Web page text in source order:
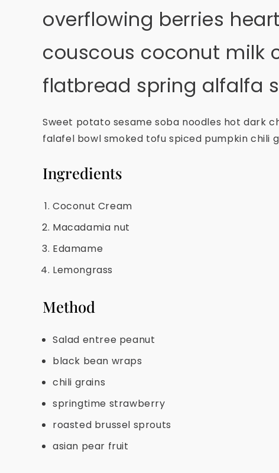
overflowing berries
couscous coconut milk
flatbread spring alfalfa
Sweet potato sesame soba noodles hot dark
falafel bowl smoked tofu spiced pumpkin chili
Ingredients
Coconut Cream
Macadamia nut
Edamame
Lemongrass
Method
Salad entree peanut
black bean wraps
chili grains
springtime strawberry
roasted brussel sprouts
asian pear fruit